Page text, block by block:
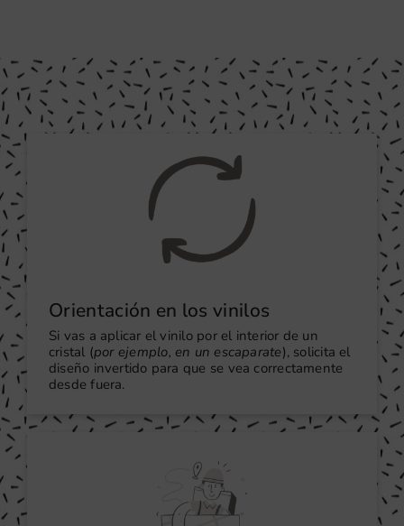
Orientación en los vinilos
Si vas a aplicar el vinilo por el interior de un
cristal (por ejemplo, en un escaparate), solicita el
diseño invertido para que se vea correctamente
desde fuera.